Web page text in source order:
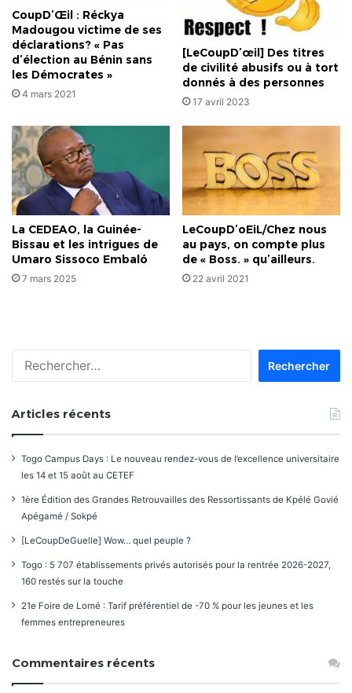
CoupD’Œil : Réckya
Madougou victime de ses
déclarations? « Pas
d’élection au Bénin sans
les Démocrates »
4 mars 2021
[LeCoupD’œil] Des titres
de civilité abusifs ou à tort
donnés à des personnes
17 avril 2023
La CEDEAO, la Guinée-
Bissau et les intrigues de
Umaro Sissoco Embaló
7 mars 2025
LeCoupD’oEiL/Chez nous
au pays, on compte plus
de « Boss. » qu’ailleurs.
22 avril 2021
Articles récents
Togo Campus Days : Le nouveau rendez-vous de l’excellence universitaire
les 14 et 15 août au CETEF
1ère Édition des Grandes Retrouvailles des Ressortissants de Kpélé Govié
Apégamé / Sokpé
[LeCoupDeGuelle] Wow… quel peuple ?
Togo : 5 707 établissements privés autorisés pour la rentrée 2026-2027,
160 restés sur la touche
21e Foire de Lomé : Tarif préférentiel de -70 % pour les jeunes et les
femmes entrepreneures
Commentaires récents